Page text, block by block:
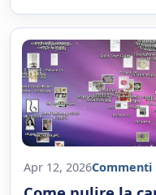
Apr 12, 2026Commenti